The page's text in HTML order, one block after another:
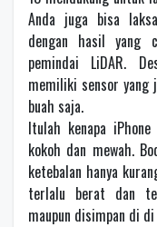
Anda juga bisa
dengan hasil yang
pemindai LiDAR.
memiliki sensor yang
buah saja.
Itulah kenapa
kokoh dan mewah.
ketebalan hanya
terlalu berat dan
maupun disimpan di